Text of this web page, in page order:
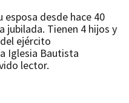
esposa desde hace 40
jubilada. Tienen 4 hijos y
ejército
Iglesia Bautista
lector.